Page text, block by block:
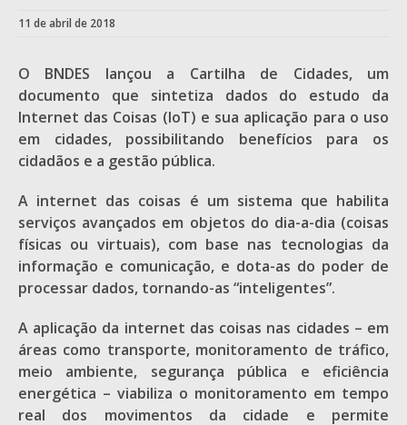
11 de abril de 2018
O BNDES lançou a Cartilha de Cidades, um
documento que sintetiza dados do estudo da
Internet das Coisas (IoT) e sua aplicação para o uso
em cidades, possibilitando benefícios para os
cidadãos e a gestão pública.
A internet das coisas é um sistema que habilita
serviços avançados em objetos do dia-a-dia (coisas
físicas ou virtuais), com base nas tecnologias da
informação e comunicação, e dota-as do poder de
processar dados, tornando-as “inteligentes”.
A aplicação da internet das coisas nas cidades – em
áreas como transporte, monitoramento de tráfico,
meio ambiente, segurança pública e eficiência
energética – viabiliza o monitoramento em tempo
real dos movimentos da cidade e permite